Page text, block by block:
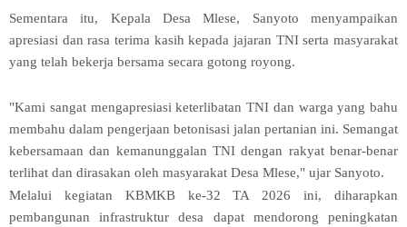
Sementara itu, Kepala Desa Mlese, Sanyoto menyampaikan
apresiasi dan rasa terima kasih kepada jajaran TNI serta masyarakat
yang telah bekerja bersama secara gotong royong.
"Kami sangat mengapresiasi keterlibatan TNI dan warga yang bahu
membahu dalam pengerjaan betonisasi jalan pertanian ini. Semangat
kebersamaan dan kemanunggalan TNI dengan rakyat benar-benar
terlihat dan dirasakan oleh masyarakat Desa Mlese," ujar Sanyoto.
Melalui kegiatan KBMKB ke-32 TA 2026 ini, diharapkan
pembangunan infrastruktur desa dapat mendorong peningkatan